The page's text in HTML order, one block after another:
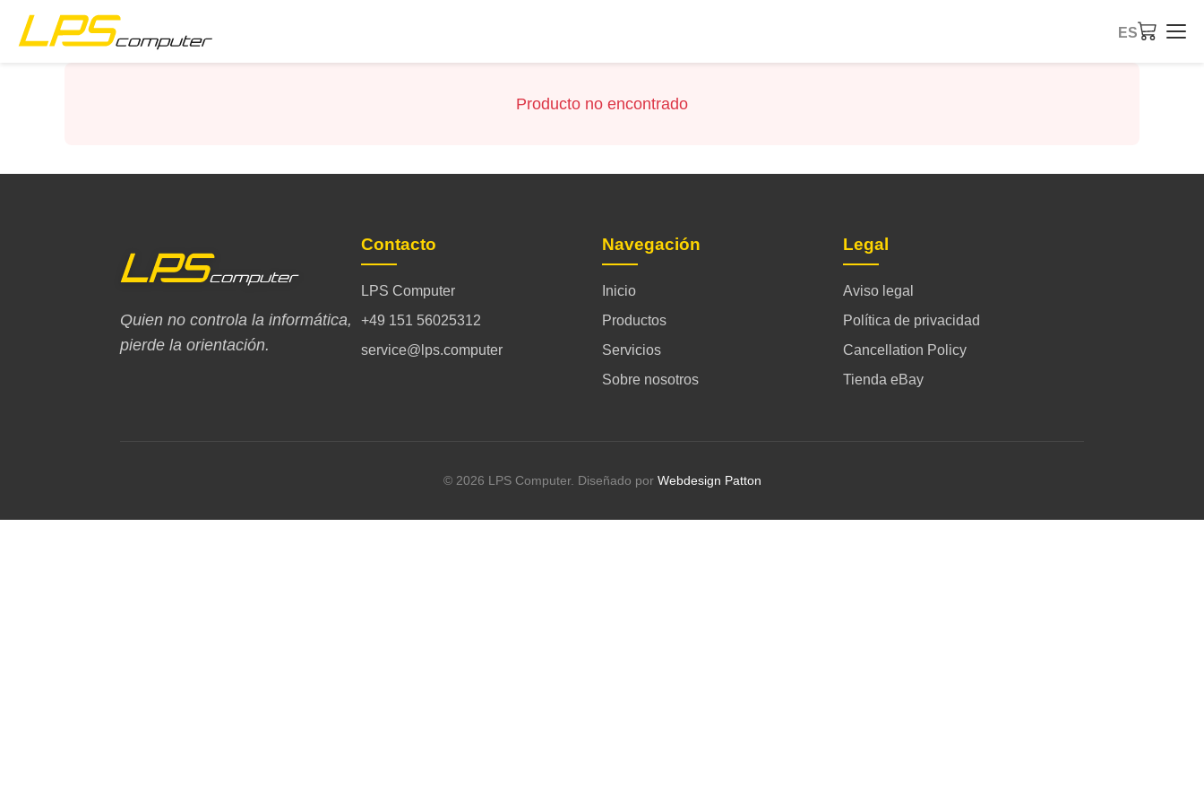
ES
Producto no encontrado
Quien no controla la informática,
pierde la orientación.
Contacto
LPS Computer
+49 151 56025312
service@lps.computer
Navegación
Inicio
Productos
Servicios
Sobre nosotros
Legal
Aviso legal
Política de privacidad
Cancellation Policy
Tienda eBay
© 2026 LPS Computer. Diseñado por Webdesign Patton